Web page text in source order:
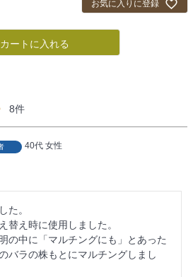
お気に入りに登録
カートに入れる
8
40代 女性
た。
替え時に使用しました。
の中に「マルチングにも」とあった
バラの株もとにマルチングしまし